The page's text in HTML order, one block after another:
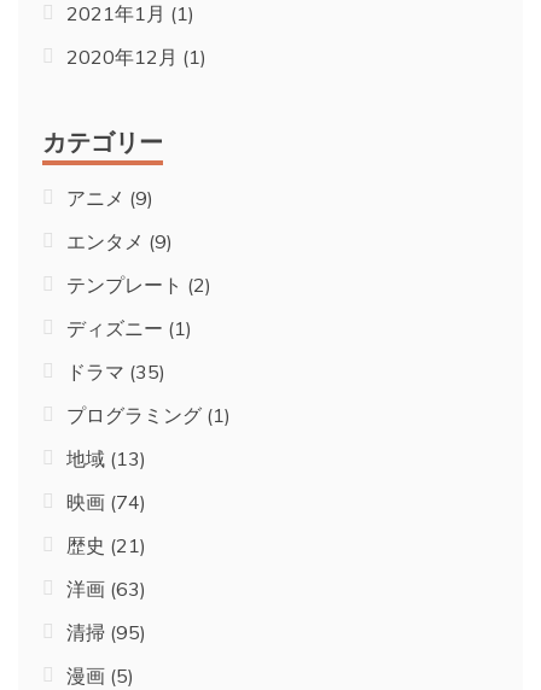
2021年1月 (1)
2020年12月 (1)
カテゴリー
アニメ (9)
エンタメ (9)
テンプレート (2)
ディズニー (1)
ドラマ (35)
プログラミング (1)
地域 (13)
映画 (74)
歴史 (21)
洋画 (63)
清掃 (95)
漫画 (5)